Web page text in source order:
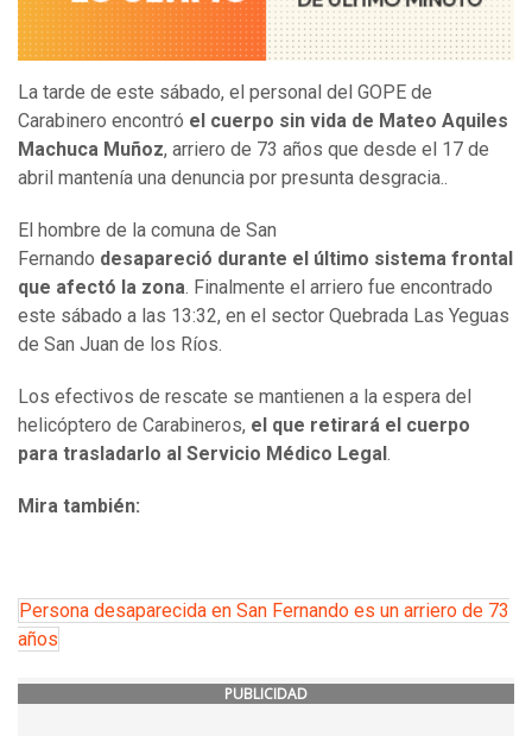
La tarde de este sábado, el personal del GOPE de
Carabinero encontró el cuerpo sin vida de Mateo Aquiles
Machuca Muñoz, arriero de 73 años que desde el 17 de
abril mantenía una denuncia por presunta desgracia..
El hombre de la comuna de San
Fernando desapareció durante el último sistema frontal
que afectó la zona. Finalmente el arriero fue encontrado
este sábado a las 13:32, en el sector Quebrada Las Yeguas
de San Juan de los Ríos.
Los efectivos de rescate se mantienen a la espera del
helicóptero de Carabineros, el que retirará el cuerpo
para trasladarlo al Servicio Médico Legal .
Mira también:
Persona desaparecida en San Fernando es un arriero de 73
años
PUBLICIDAD